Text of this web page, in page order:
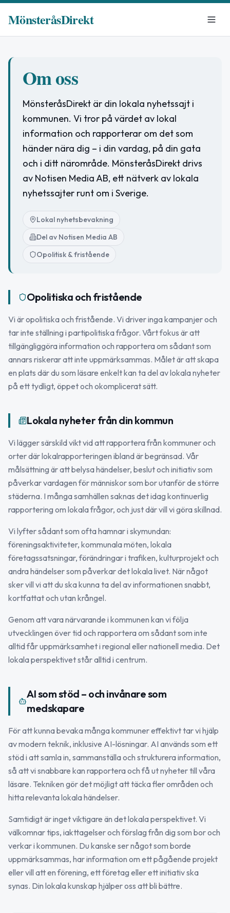
MönsteråsDirekt
Om oss
MönsteråsDirekt är din lokala nyhetssajt i
kommunen. Vi tror på värdet av lokal
information och rapporterar om det som
händer nära dig – i din vardag, på din gata
och i ditt närområde. MönsteråsDirekt drivs
av Notisen Media AB, ett nätverk av lokala
nyhetssajter runt om i Sverige.
Lokal nyhetsbevakning
Del av Notisen Media AB
Opolitisk & fristående
Opolitiska och fristående
Vi är opolitiska och fristående. Vi driver inga kampanjer och
tar inte ställning i partipolitiska frågor. Vårt fokus är att
tillgängliggöra information och rapportera om sådant som
annars riskerar att inte uppmärksammas. Målet är att skapa
en plats där du som läsare enkelt kan ta del av lokala nyheter
på ett tydligt, öppet och okomplicerat sätt.
Lokala nyheter från din kommun
Vi lägger särskild vikt vid att rapportera från kommuner och
orter där lokalrapporteringen ibland är begränsad. Vår
målsättning är att belysa händelser, beslut och initiativ som
påverkar vardagen för människor som bor utanför de större
städerna. I många samhällen saknas det idag kontinuerlig
rapportering om lokala frågor, och just där vill vi göra skillnad.
Vi lyfter sådant som ofta hamnar i skymundan:
föreningsaktiviteter, kommunala möten, lokala
företagssatsningar, förändringar i trafiken, kulturprojekt och
andra händelser som påverkar det lokala livet. När något
sker vill vi att du ska kunna ta del av informationen snabbt,
kortfattat och utan krångel.
Genom att vara närvarande i kommunen kan vi följa
utvecklingen över tid och rapportera om sådant som inte
alltid får uppmärksamhet i regional eller nationell media. Det
lokala perspektivet står alltid i centrum.
AI som stöd – och invånare som
medskapare
För att kunna bevaka många kommuner effektivt tar vi hjälp
av modern teknik, inklusive AI-lösningar. AI används som ett
stöd i att samla in, sammanställa och strukturera information,
så att vi snabbare kan rapportera och få ut nyheter till våra
läsare. Tekniken gör det möjligt att täcka fler områden och
hitta relevanta lokala händelser.
Samtidigt är inget viktigare än det lokala perspektivet. Vi
välkomnar tips, iakttagelser och förslag från dig som bor och
verkar i kommunen. Du kanske ser något som borde
uppmärksammas, har information om ett pågående projekt
eller vill att en förening, ett företag eller ett initiativ ska
synas. Din lokala kunskap hjälper oss att bli bättre.